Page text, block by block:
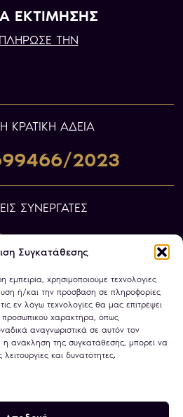
Συγκατάθεσης
χρησιμοποιούμε τεχνολογίες
ή/και την πρόσβαση σε πληροφορίες
εν λόγω τεχνολογίες θα μας επιτρέψει
χαρακτήρα, όπως
αναγνωριστικά σε αυτόν τον
ανάκληση της συγκατάθεσης, μπορεί να
και δυνατότητες.
ΕΚΤΙΜΗΣΗΣ
ΤΗΝ
ΚΡΑΤΙΚΗ ΑΔΕΙΑ
2023
ΣΥΝΕΡΓΑΤΕΣ